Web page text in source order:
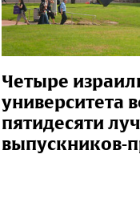
Четыре
университета
пятидесяти
выпускников-